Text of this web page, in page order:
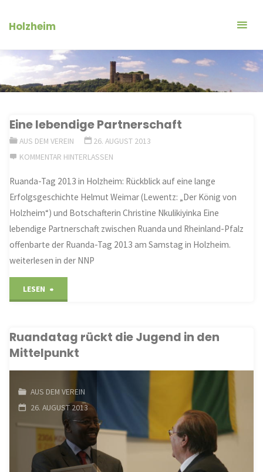
InhaltHolzheim
Eine lebendige Partnerschaft
AUS DEM VEREIN
26. AUGUST 2013
KOMMENTAR HINTERLASSEN
Ruanda-Tag 2013 in Holzheim: Rückblick auf eine lange
Erfolgsgeschichte Helmut Weimar (Lewentz: „Der König von
Holzheim“) und Botschafterin Christine Nkulikiyinka Eine
lebendige Partnerschaft zwischen Ruanda und Rheinland-Pfalz
offenbarte der Ruanda-Tag 2013 am Samstag in Holzheim.
weiterlesen in der NNP
LESEN
Partnerschaft"
Ruandatag rückt die Jugend in den
Mittelpunkt
AUS DEM VEREIN
26. AUGUST 2013